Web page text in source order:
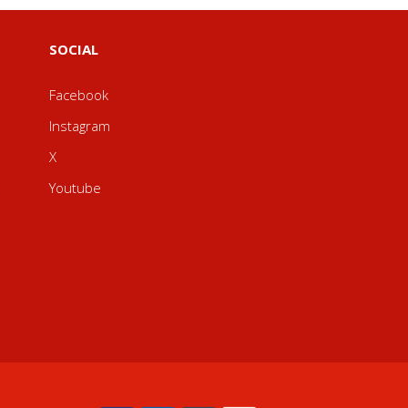
SOCIAL
Facebook
Instagram
X
Youtube